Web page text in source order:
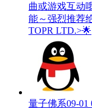
曲或游戏互动
能～强烈推荐
TOPR LTD.>🌟
量子佛系09-01